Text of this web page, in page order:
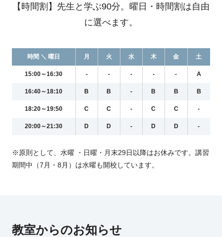
【時間割】先生と学ぶ90分。曜日・時間割は自由
に選べます。
時間 ＼ 曜日 月 火 水 木 金 土
15:00～16:30 - - - - - A
16:40～18:10 B B - B B B
18:20～19:50 C C - C C -
20:00～21:30 D D - D D -
※原則として、水曜 ・日曜・月末29日以降はお休みです。講習
期間中（7月・8月）は水曜も開校しています。
教室からのお知らせ